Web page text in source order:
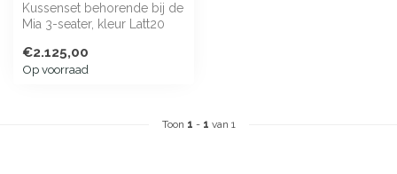
Kussenset behorende bij de
Mia 3-seater, kleur Latt20
€2.125,00
Op voorraad
Toon 1 - 1 van 1